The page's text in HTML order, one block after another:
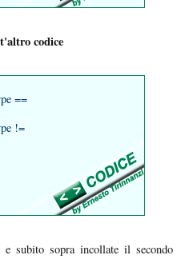
codice
==
!=
e subito sopra incollate il secondo